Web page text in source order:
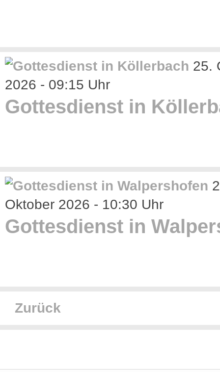
25.
2026 - 09:15 Uhr
Gottesdienst in
Oktober 2026 - 10:30 Uhr
Gottesdienst in
Zurück